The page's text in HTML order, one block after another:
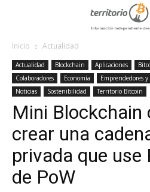
Inicio Actualidad
Actualidad Blockchain Aplicaciones
Colaboradores
Economía Emprendedores y
Noticias
Sostenibilidad Territorio Bitcoin
Mini Blockchain
crear una
privada que use
de PoW